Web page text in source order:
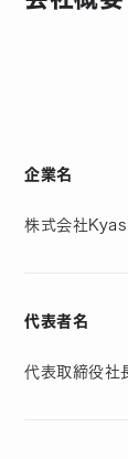
企業名
株式会社
代表者名
代表取締役社